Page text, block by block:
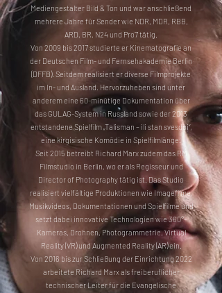
Mediengestalter Bild & Ton und war anschließend
mehrere Jahre für Sender wie NDR, MDR, RBB,
ARD, BR, N24 und Pro7 tätig.
Von 2009 bis 2017 studierte er Kinematografie an
der Deutschen Film- und Fernsehakademie Berlin
(DFFB). Seitdem realisiert er diverse Filmprojekte
im In- und Ausland. Hervorzuheben sind unter
anderem eine 60-minütige Dokumentation über
das GULAG-System in Russland sowie der 2013
entstandene Spielfilm „Talisman – ili stan svesdoi“,
eine kirgisische Komödie in Spielfilmlänge.
Seit 2015 betreibt Richard Marx zudem das RM
Filmstudio in Berlin, wo er als Regisseur und
Director of Photography tätig ist. Das Studio
realisiert vielfältige Produktionen wie Imagefilme,
Musikvideos, Dokumentationen und Spielfilme und
setzt dabei innovative Technologien wie 360°-
Kameras, Drohnen, Photogrammetrie, Virtual
Reality (VR) und Augmented Reality (AR) ein.
Von 2016 bis zur Schließung der Einrichtung 2022
arbeitete Richard Marx als freiberuflicher
technischer Leiter für die Evangelische